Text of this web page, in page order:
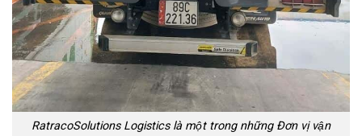
RatracoSolutions Logistics là một trong những Đơn vị vận